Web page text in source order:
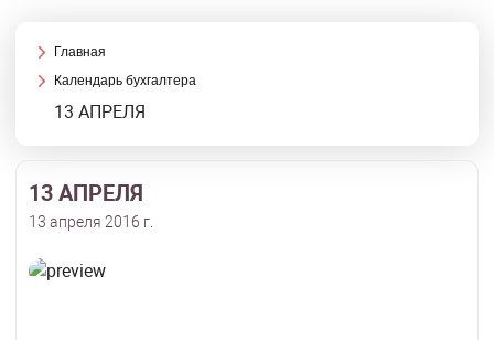
Главная
Календарь бухгалтера
13 АПРЕЛЯ
13 АПРЕЛЯ
13 апреля 2016 г.